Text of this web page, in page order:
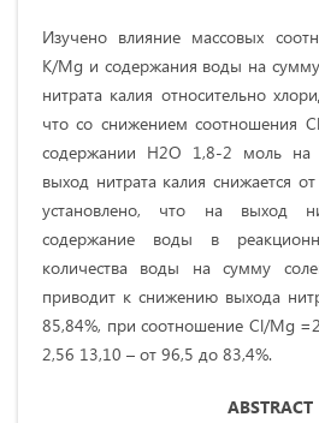
Изучено влияние массовых
К/Mg и содержания воды на
нитрата калия относительно
что со снижением соотношения
содержании H2O 1,8-2 моль
выход нитрата калия снижается
установлено, что на выход
содержание воды в
количества воды на сумму
приводит к снижению выхода
85,84%, при соотношение Cl/Mg
2,56 13,10 – от 96,5 до 83,4%.
ABSTRACT